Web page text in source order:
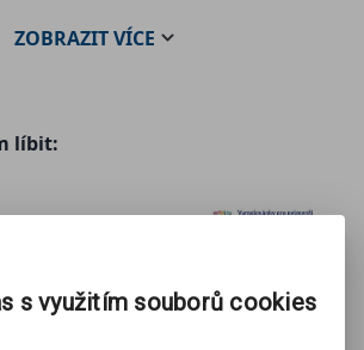
ZOBRAZITVÍCE
líbit:
s využitím souborů cookies